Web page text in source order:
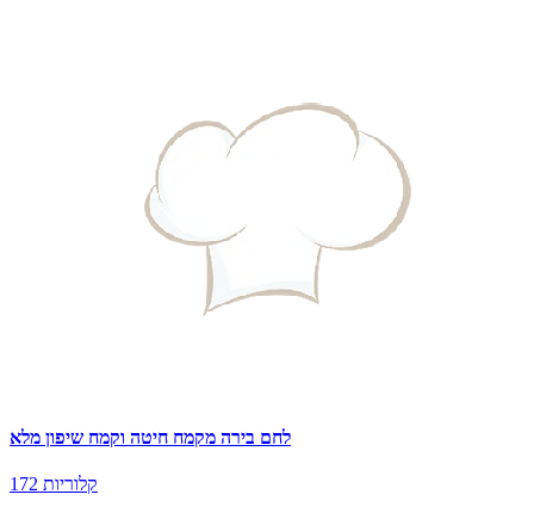
לחם בירה מקמח חיטה וקמח שיפון מלא
172 קלוריות